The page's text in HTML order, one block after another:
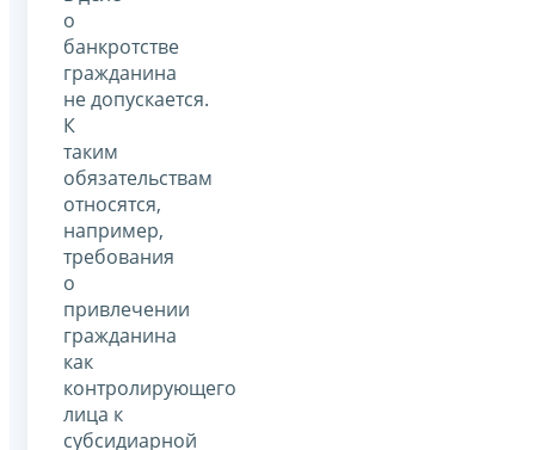
о
банкротстве
гражданина
не допускается.
К
таким
обязательствам
относятся,
например,
требования
о
привлечении
гражданина
как
контролирующего
лица к
субсидиарной